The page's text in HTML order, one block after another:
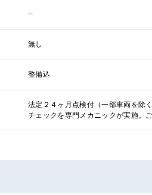
--
無し
整備込
法定２４ヶ月点検付（一部車両を除
チェックを専門メカニックが実施。